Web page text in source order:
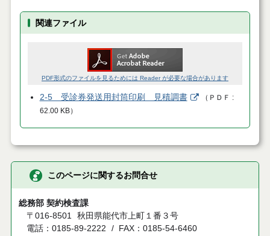
関連ファイル
PDF形式のファイルを見るためには Reader が必要な場合があります
2-5 受診券発送用封筒印刷 見積調書 （ ＰＤＦ
62.00 KB）
このページに関するお問合せ
総務部 契約検査課
〒016-8501 秋田県能代市上町１番３号
電話：0185-89-2222
FAX：0185-54-6460